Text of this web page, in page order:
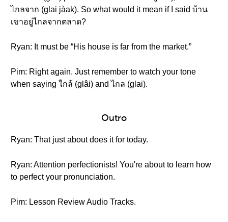
ไกลจาก (glai jàak). So what would it mean if I said บ้าน
เขาอยู่ไกลจากตลาด?
Ryan: It must be “His house is far from the market.”
Pim: Right again. Just remember to watch your tone
when saying ใกล้ (glâi) and ไกล (glai).
Outro
Ryan: That just about does it for today.
Ryan: Attention perfectionists! You're about to learn how
to perfect your pronunciation.
Pim: Lesson Review Audio Tracks.